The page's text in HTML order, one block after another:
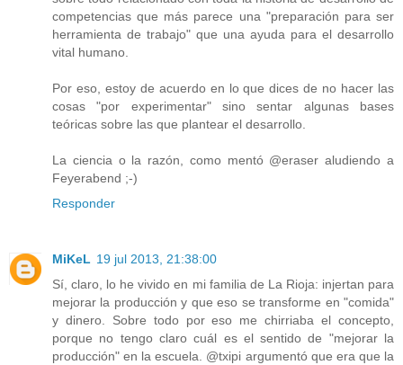
competencias que más parece una "preparación para ser
herramienta de trabajo" que una ayuda para el desarrollo
vital humano.
Por eso, estoy de acuerdo en lo que dices de no hacer las
cosas "por experimentar" sino sentar algunas bases
teóricas sobre las que plantear el desarrollo.
La ciencia o la razón, como mentó @eraser aludiendo a
Feyerabend ;-)
Responder
MiKeL 19 jul 2013, 21:38:00
Sí, claro, lo he vivido en mi familia de La Rioja: injertan para
mejorar la producción y que eso se transforme en "comida"
y dinero. Sobre todo por eso me chirriaba el concepto,
porque no tengo claro cuál es el sentido de "mejorar la
producción" en la escuela. @txipi argumentó que era que la